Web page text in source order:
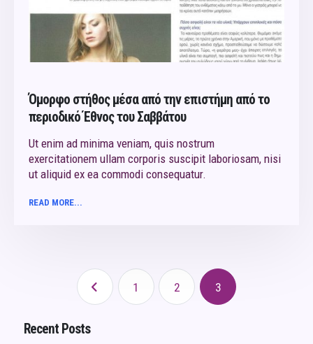
Όμορφο στήθος μέσα από την επιστήμη από το
περιoδικό Έθνος του Σαββάτου
Ut enim ad minima veniam, quis nostrum
exercitationem ullam corporis suscipit laboriosam, nisi
ut aliquid ex ea commodi consequatur.
READ MORE...
1 2 3
Recent Posts